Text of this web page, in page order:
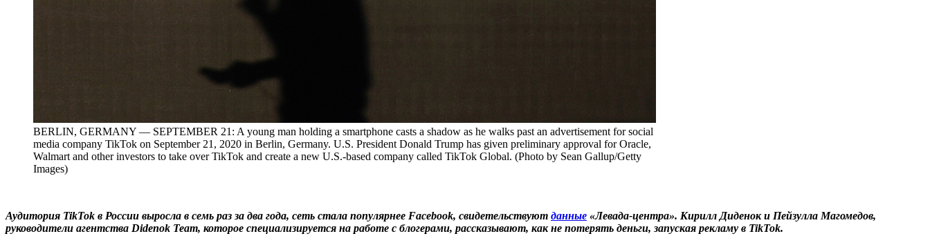
BERLIN, GERMANY — SEPTEMBER 21: A young man holding a smartphone casts a shadow as he walks past an advertisement for social
media company TikTok on September 21, 2020 in Berlin, Germany. U.S. President Donald Trump has given preliminary approval for Oracle,
Walmart and other investors to take over TikTok and create a new U.S.-based company called TikTok Global. (Photo by Sean Gallup/Getty
Images)
Аудитория TikTok в России выросла в семь раз за два года, сеть стала популярнее Facebook, свидетельствуют данные «Левада-центра». Кирилл Диденок и Пейзулла Магомедов,
руководители агентства Didenok Team, которое специализируется на работе с блогерами, рассказывают, как не потерять деньги, запуская рекламу в TikTok.